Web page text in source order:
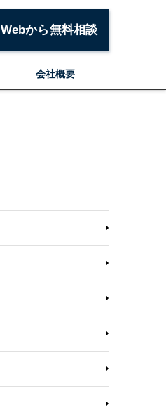
Webから無料相談
会社概要